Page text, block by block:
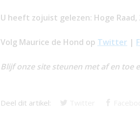
U heeft zojuist gelezen: Hoge
Volg Maurice de Hond op Twitter |
Blijf onze site steunen met af en toe
Deel dit artikel: